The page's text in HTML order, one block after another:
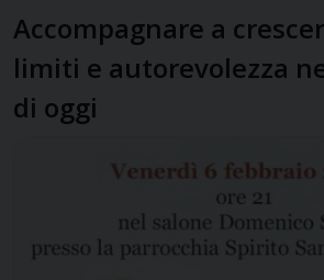
Accompagnare a
limiti e autorevolezza
di oggi